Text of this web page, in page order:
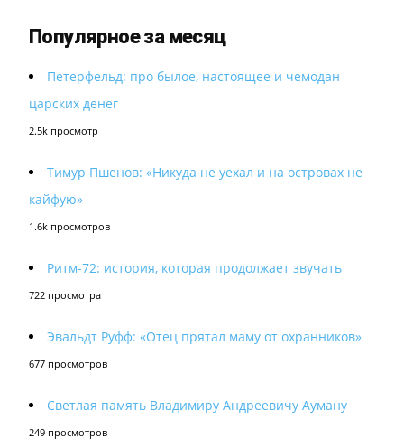
Популярное за месяц
Петерфельд: про былое, настоящее и чемодан
царских денег
2.5k просмотр
Тимур Пшенов: «Никуда не уехал и на островах не
кайфую»
1.6k просмотров
Ритм-72: история, которая продолжает звучать
722 просмотра
Эвальдт Руфф: «Отец прятал маму от охранников»
677 просмотров
Светлая память Владимиру Андреевичу Ауману
249 просмотров